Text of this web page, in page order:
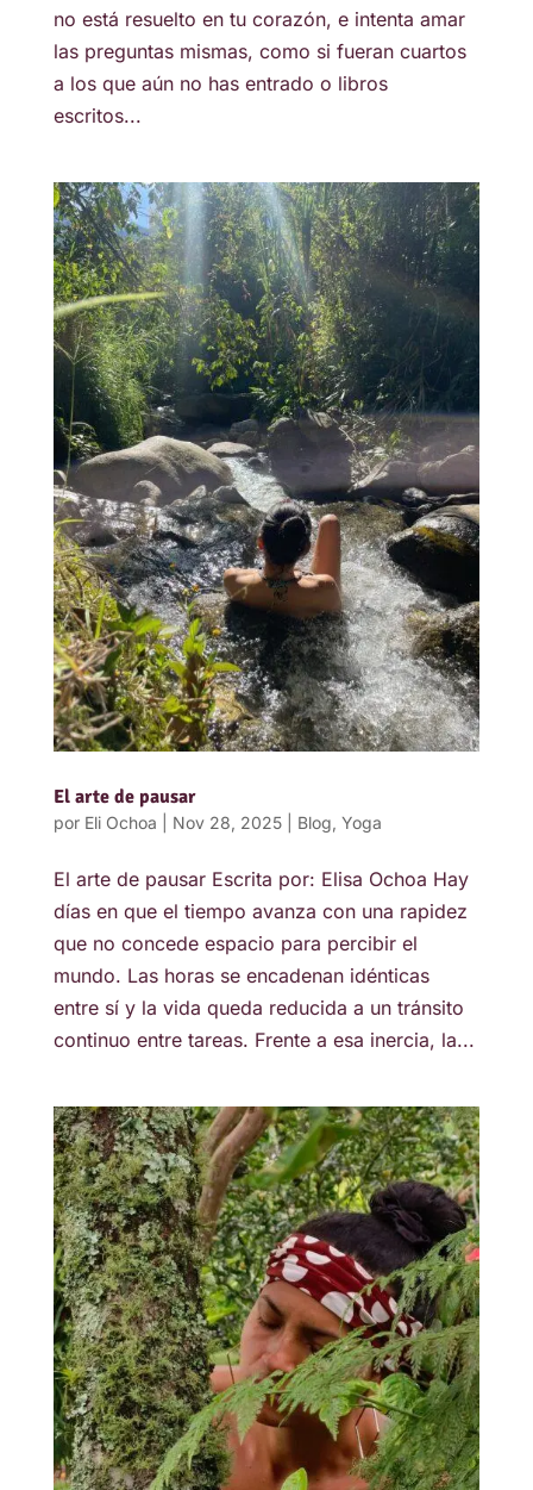
no está resuelto en tu corazón, e intenta amar
las preguntas mismas, como si fueran cuartos
a los que aún no has entrado o libros
escritos...
El arte de pausar
por Eli Ochoa Nov 28, 2025| Blog, Yoga
El arte de pausar Escrita por: Elisa Ochoa Hay
días en que el tiempo avanza con una rapidez
que no concede espacio para percibir el
mundo. Las horas se encadenan idénticas
entre sí y la vida queda reducida a un tránsito
continuo entre tareas. Frente a esa inercia, la...